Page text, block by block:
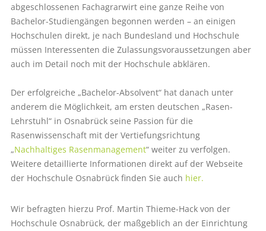
abgeschlossenen Fachagrarwirt eine ganze Reihe von
Bachelor-Studiengängen begonnen werden – an einigen
Hochschulen direkt, je nach Bundesland und Hochschule
müssen Interessenten die Zulassungsvoraussetzungen aber
auch im Detail noch mit der Hochschule abklären.
Der erfolgreiche „Bachelor-Absolvent“ hat danach unter
anderem die Möglichkeit, am ersten deutschen „Rasen-
Lehrstuhl“ in Osnabrück seine Passion für die
Rasenwissenschaft mit der Vertiefungsrichtung
„Nachhaltiges Rasenmanagement“ weiter zu verfolgen.
Weitere detaillierte Informationen direkt auf der Webseite
der Hochschule Osnabrück finden Sie auch hier.
Wir befragten hierzu Prof. Martin Thieme-Hack von der
Hochschule Osnabrück, der maßgeblich an der Einrichtung